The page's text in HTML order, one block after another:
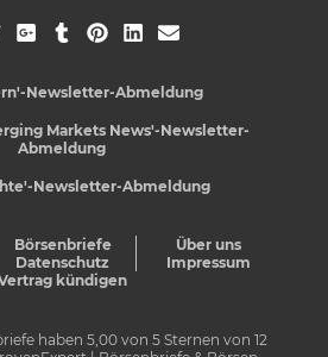
Newsletter-Abmeldung
Markets News'-Newsletter-
Abmeldung
Newsletter-Abmeldung
Börsenbriefe
Über uns
Datenschutz
Impressum
kündigen
haben 5,00von 5Sternen von 12